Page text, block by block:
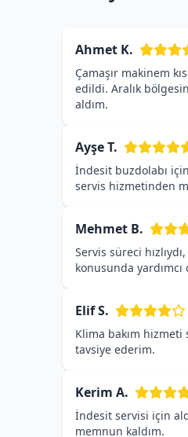
Ahmet K.
Çamaşır makinem
edildi. Aralık
aldım.
Ayşe T.
İndesit buzdolabı
servis hizmetinden
Mehmet B.
Servis süreci
konusunda yardımcı
Elif S.
Klima bakım hizmeti
tavsiye ederim.
Kerim A.
İndesit servisi için
memnun kaldım.